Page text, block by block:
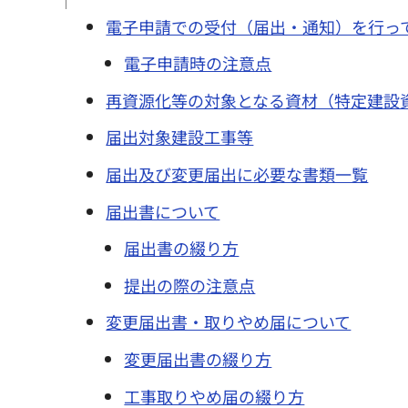
電子申請での受付（届出・通知）を行っ
電子申請時の注意点
再資源化等の対象となる資材（特定建設
届出対象建設工事等
届出及び変更届出に必要な書類一覧
届出書について
届出書の綴り方
提出の際の注意点
変更届出書・取りやめ届について
変更届出書の綴り方
工事取りやめ届の綴り方